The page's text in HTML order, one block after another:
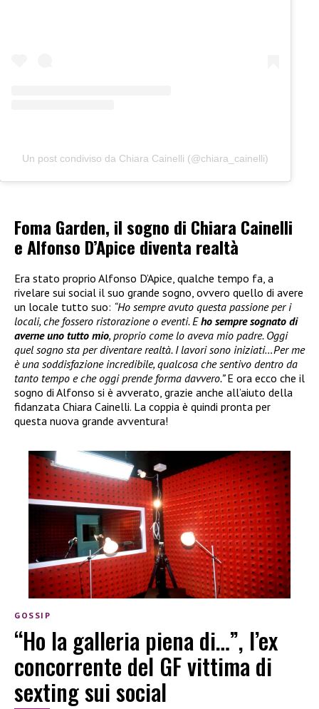
Un post condiviso da Chiara Cainelli (@chiara_cainelli)
Foma Garden, il sogno di Chiara Cainelli
e Alfonso D’Apice diventa realtà
Era stato proprio Alfonso D’Apice, qualche tempo fa, a
rivelare sui social il suo grande sogno, ovvero quello di avere
un locale tutto suo: “Ho sempre avuto questa passione per i
locali, che fossero ristorazione o eventi. Eho sempre sognato di
averne uno tutto mio, proprio come lo aveva mio padre. Oggi
quel sogno sta per diventare realtà. I lavori sono iniziati…Per me
è una soddisfazione incredibile, qualcosa che sentivo dentro da
tanto tempo e che oggi prende forma davvero.”E ora ecco che il
sogno di Alfonso si è avverato, grazie anche all’aiuto della
fidanzata Chiara Cainelli. La coppia è quindi pronta per
questa nuova grande avventura!
GOSSIP
“Ho la galleria piena di…”, l’ex
concorrente del GF vittima di
sexting sui social